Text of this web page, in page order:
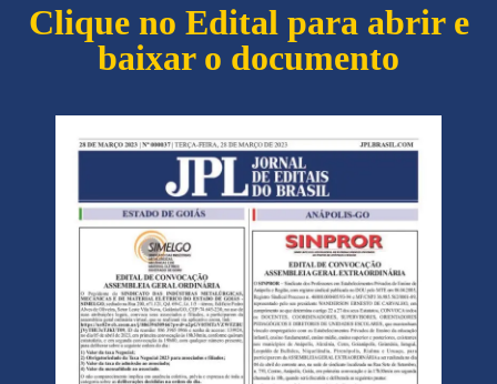
Clique no Edital para abrir e
baixar o documento